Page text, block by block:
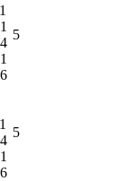
5
5